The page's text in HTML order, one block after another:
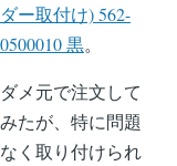
ダー取付け) 562-
0500010 黒。
ダメ元で注文して
みたが、特に問題
なく取り付けられ